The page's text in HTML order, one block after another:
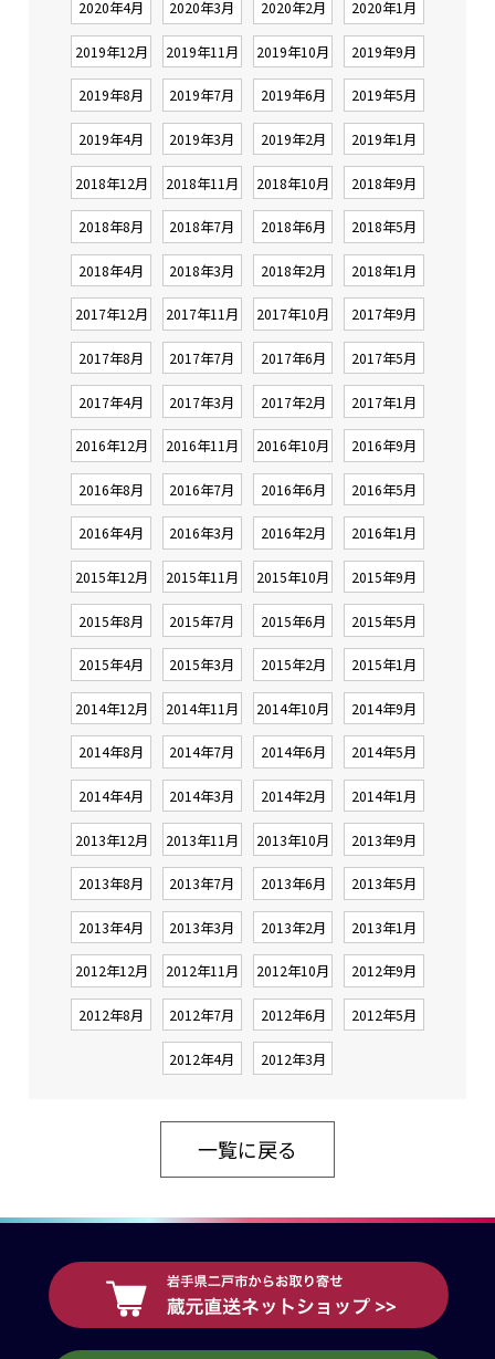
2020年4月 2020年3月 2020年2月 2020年1月
2019年12月 2019年11月 2019年10月 2019年9月
2019年8月 2019年7月 2019年6月 2019年5月
2019年4月 2019年3月 2019年2月 2019年1月
2018年12月 2018年11月 2018年10月 2018年9月
2018年8月 2018年7月 2018年6月 2018年5月
2018年4月 2018年3月 2018年2月 2018年1月
2017年12月 2017年11月 2017年10月 2017年9月
2017年8月 2017年7月 2017年6月 2017年5月
2017年4月 2017年3月 2017年2月 2017年1月
2016年12月 2016年11月 2016年10月 2016年9月
2016年8月 2016年7月 2016年6月 2016年5月
2016年4月 2016年3月 2016年2月 2016年1月
2015年12月 2015年11月 2015年10月 2015年9月
2015年8月 2015年7月 2015年6月 2015年5月
2015年4月 2015年3月 2015年2月 2015年1月
2014年12月 2014年11月 2014年10月 2014年9月
2014年8月 2014年7月 2014年6月 2014年5月
2014年4月 2014年3月 2014年2月 2014年1月
2013年12月 2013年11月 2013年10月 2013年9月
2013年8月 2013年7月 2013年6月 2013年5月
2013年4月 2013年3月 2013年2月 2013年1月
2012年12月 2012年11月 2012年10月 2012年9月
2012年8月 2012年7月 2012年6月 2012年5月
2012年4月 2012年3月
一覧に戻る